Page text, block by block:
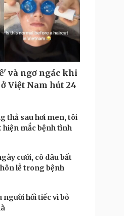
nghệ
điệu
Công nghệ
nghiệm
đổi số
chuyện thời sự
sổ tình yêu
chuyện cho bé
giống tâm hồn
và ngơ ngác khi
Việt Nam hút 24
thả sau hơi men, tôi
mắc bệnh tình
cưới, cô dâu bất
lễ trong bệnh
người hối tiếc vì bỏ